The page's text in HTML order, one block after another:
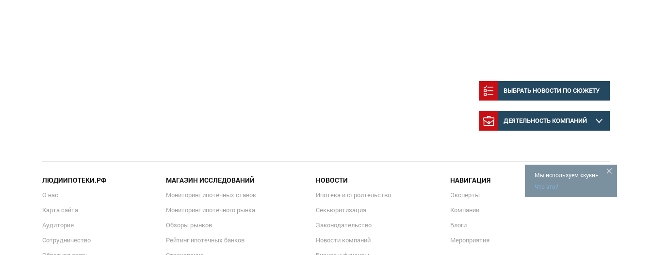
ВЫБРАТЬ НОВОСТИ ПО СЮЖЕТУ
ДЕЯТЕЛЬНОСТЬ КОМПАНИЙ
Мы используем «куки»
Что это?
ЛЮДИИПОТЕКИ.РФ
О нас
Карта сайта
Аудитория
Сотрудничество
МАГАЗИН ИССЛЕДОВАНИЙ
Мониторинг ипотечных ставок
Мониторинг ипотечного рынка
Обзоры рынков
Рейтинг ипотечных банков
НОВОСТИ
Ипотека и строительство
Секьюритизация
Законодательство
Новости компаний
НАВИГАЦИЯ
Эксперты
Компании
Блоги
Мероприятия